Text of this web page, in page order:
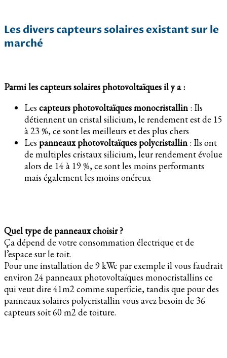
Les divers capteurs solaires existant sur le
marché
Parmi les capteurs solaires photovoltaïques il y a :
Les capteurs photovoltaïques monocristallin : Ils
détiennent un cristal silicium, le rendement est de 15
à 23 %, ce sont les meilleurs et des plus chers
Les panneaux photovoltaïques polycristallin : Ils ont
de multiples cristaux silicium, leur rendement évolue
alors de 14 à 19 %, ce sont les moins performants
mais également les moins onéreux
Quel type de panneaux choisir ?
Ça dépend de votre consommation électrique et de
l’espace sur le toit.
Pour une installation de 9 kWc par exemple il vous faudrait
environ 24 panneaux photovoltaïques monocristallins ce
qui veut dire 41m2 comme superficie, tandis que pour des
panneaux solaires polycristallin vous avez besoin de 36
capteurs soit 60 m2 de toiture.